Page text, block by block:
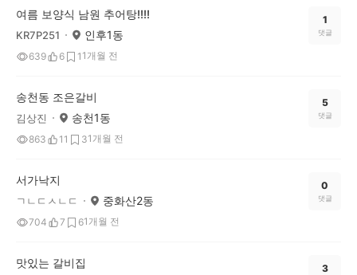
여름 보양식 남원 추어탕!!!!
KR7P251 인후1동
639 6 1 1개월 전
1
댓글
송천동 조은갈비
김상진 송천1동
863 11 31개월 전
5
댓글
서가낙지
ㄱㄴㄷㅅㄴㄷ 중화산2동
704 7 61개월 전
0
댓글
맛있는 갈비집 3